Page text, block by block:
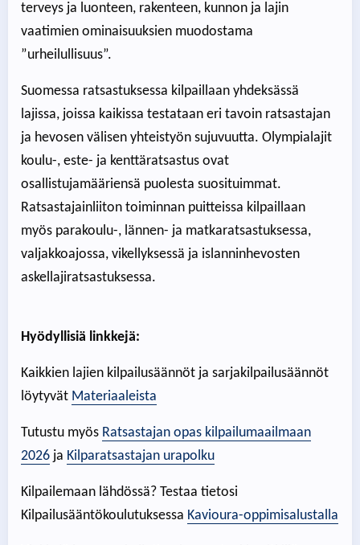
terveys ja luonteen, rakenteen, kunnon ja lajin
vaatimien ominaisuuksien muodostama
”urheilullisuus”.
Suomessa ratsastuksessa kilpaillaan yhdeksässä
lajissa, joissa kaikissa testataan eri tavoin ratsastajan
ja hevosen välisen yhteistyön sujuvuutta. Olympialajit
koulu-, este- ja kenttäratsastus ovat
osallistujamääriensä puolesta suosituimmat.
Ratsastajainliiton toiminnan puitteissa kilpaillaan
myös parakoulu-, lännen- ja matkaratsastuksessa,
valjakkoajossa, vikellyksessä ja islanninhevosten
askellajiratsastuksessa.
Hyödyllisiä linkkejä:
Kaikkien lajien kilpailusäännöt ja sarjakilpailusäännöt
löytyvät Materiaaleista
Tutustu myös Ratsastajan opas kilpailumaailmaan
2026 ja Kilparatsastajan urapolku
Kilpailemaan lähdössä? Testaa tietosi
Kilpailusääntökoulutuksessa Kavioura-oppimisalustalla